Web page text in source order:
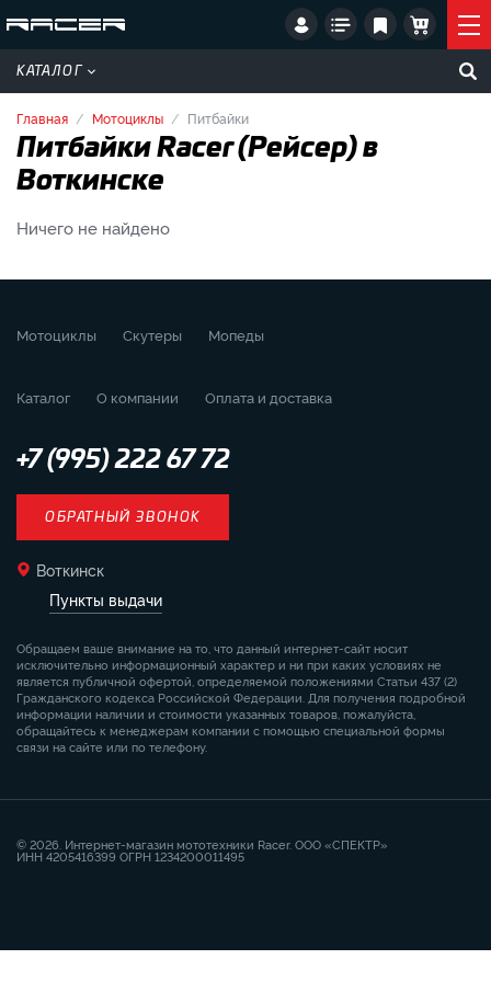
КАТАЛОГ
Главная Мотоциклы Питбайки
Питбайки Racer (Рейсер) в
Воткинске
Ничего не найдено
Мотоциклы Скутеры Мопеды
Каталог О компании Оплата и доставка
+7 (995) 222 67 72
ОБРАТНЫЙ ЗВОНОК
Воткинск
Пункты выдачи
Обращаем ваше внимание на то, что данный интернет-сайт носит
исключительно информационный характер и ни при каких условиях не
является публичной офертой, определяемой положениями Статьи 437 (2)
Гражданского кодекса Российской Федерации. Для получения подробной
информации наличии и стоимости указанных товаров, пожалуйста,
обращайтесь к менеджерам компании с помощью специальной формы
связи на сайте или по телефону.
© 2026. Интернет-магазин мототехники Racer. ООО «СПЕКТР»
ИНН 4205416399 ОГРН 1234200011495